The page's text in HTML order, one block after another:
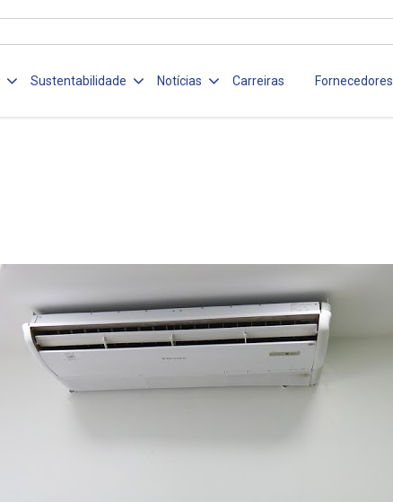
Sustentabilidade Notícias Carreiras Fornecedores